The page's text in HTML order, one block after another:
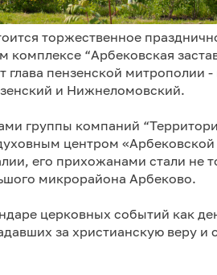
торжественное
“Арбековская
глава пензенской
и Нижнеломовский.
группы компаний
центром
его прихожанами стали не
микрорайона Арбеково.
церковных событий как
за христианскую веру